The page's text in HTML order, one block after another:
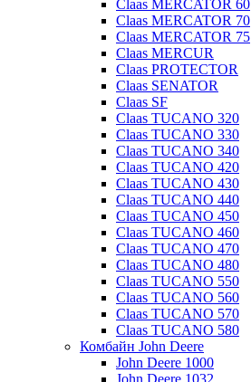
Claas MERCATOR 60
Claas MERCATOR 70
Claas MERCATOR 75
Claas MERCUR
Claas PROTECTOR
Claas SENATOR
Claas SF
Claas TUCANO 320
Claas TUCANO 330
Claas TUCANO 340
Claas TUCANO 420
Claas TUCANO 430
Claas TUCANO 440
Claas TUCANO 450
Claas TUCANO 460
Claas TUCANO 470
Claas TUCANO 480
Claas TUCANO 550
Claas TUCANO 560
Claas TUCANO 570
Claas TUCANO 580
Комбайн John Deere
John Deere 1000
John Deere 1032